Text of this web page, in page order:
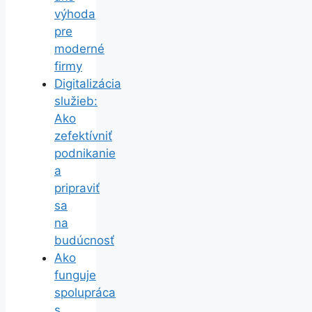
výhoda
pre
moderné
firmy
Digitalizácia
služieb:
Ako
zefektívniť
podnikanie
a
pripraviť
sa
na
budúcnosť
Ako
funguje
spolupráca